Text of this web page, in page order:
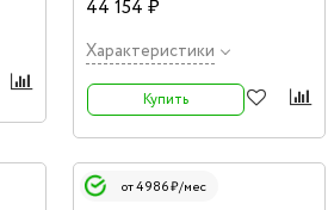
44 154 ₽
Характеристики
Купить
от 4 986 ₽/мес